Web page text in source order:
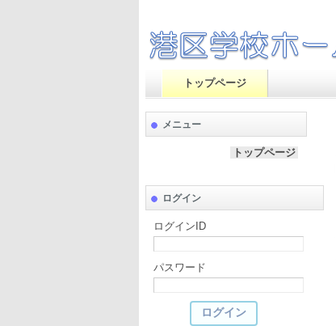
トップページ
メニュー
トップページ
ログイン
ログインID
パスワード